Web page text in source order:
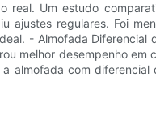
real. Um estudo
ajustes regulares. Foi
- Almofada Diferencial
melhor desempenho em
almofada com